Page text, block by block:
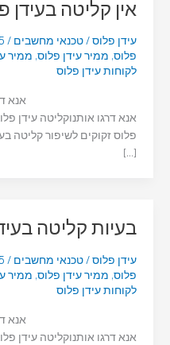
אין קליטה בעידן
עידן פלוס/טכנאי מחשבים /
25
פלוס, ממיר עידן פלוס, ממיר
לקוחות עידן פלוס
אנא
אנא דרגו אותנוקליטה עידן
פלוס זקוקים לשיפור קליטה
[…]
בעיות קליטה
עידן פלוס/טכנאי מחשבים /
25
פלוס, ממיר עידן פלוס, ממיר
לקוחות עידן פלוס
אנא
אנא דרגו אותנוקליטה עידן